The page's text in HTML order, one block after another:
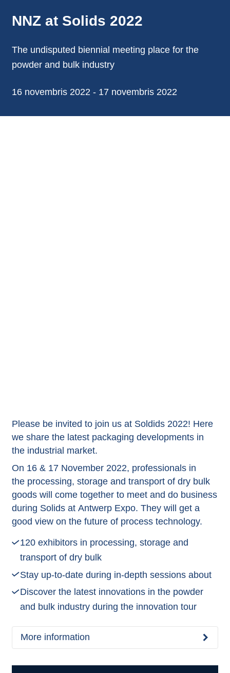
NNZ at Solids 2022
The undisputed biennial meeting place for the
powder and bulk industry
16 novembris 2022 - 17 novembris 2022
Please be invited to join us at Soldids 2022! Here
we share the latest packaging developments in
the industrial market.
On 16 & 17 November 2022, professionals in
the processing, storage and transport of dry bulk
goods will come together to meet and do business
during Solids at Antwerp Expo. They will get a
good view on the future of process technology.
120 exhibitors in processing, storage and
transport of dry bulk
Stay up-to-date during in-depth sessions about
Discover the latest innovations in the powder
and bulk industry during the innovation tour
More information